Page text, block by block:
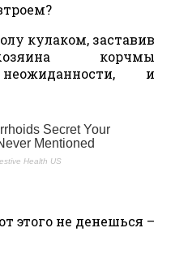
кулаком, заставив
корчмы
и
этого не денешься –